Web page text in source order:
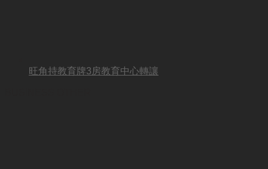
旺角持教育牌3房教育中心轉讓